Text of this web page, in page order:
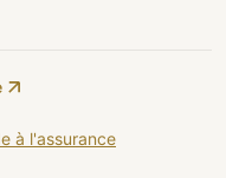
à l'assurance